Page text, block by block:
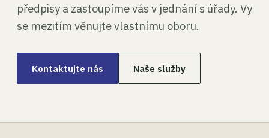
předpisy a zastoupíme vás v jednání s úřady. Vy
se mezitím věnujte vlastnímu oboru.
Kontaktujte nás Naše služby